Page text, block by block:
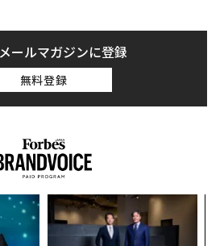
advertisement
にある。
イム・ビリオネアリストによる
イトダンスを創業した張一鳴（チ
有資産は434億ドルで、鍾との差
ールマガジンに登録
無料登録